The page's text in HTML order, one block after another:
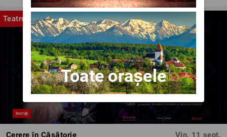
Teatru
Cerere în Căsătorie Vin, 11 sept.
Toate orașele